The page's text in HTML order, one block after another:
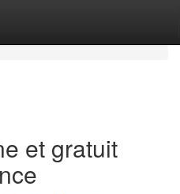
et gratuit